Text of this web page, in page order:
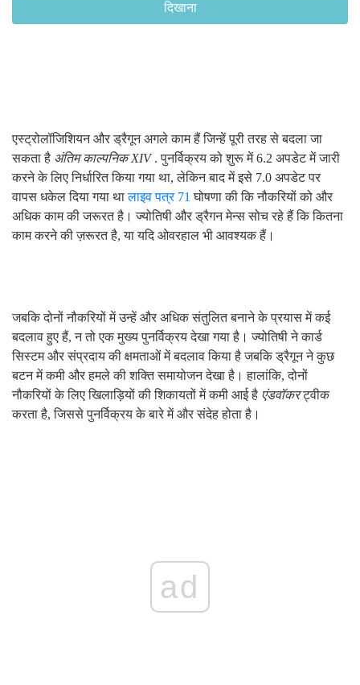
दिखाना
एस्ट्रोलॉजिशियन और ड्रैगून अगले काम हैं जिन्हें पूरी तरह से बदला जा
सकता है अंतिम काल्पनिक XIV. पुनर्विक्रय को शुरू में 6.2 अपडेट में जारी
करने के लिए निर्धारित किया गया था, लेकिन बाद में इसे 7.0 अपडेट पर
वापस धकेल दिया गया थालाइव पत्र 71 घोषणा की कि नौकरियों को और
अधिक काम की जरूरत है। ज्योतिषी और ड्रैगन मेन्स सोच रहे हैं कि कितना
काम करने की ज़रूरत है, या यदि ओवरहाल भी आवश्यक हैं।
जबकि दोनों नौकरियों में उन्हें और अधिक संतुलित बनाने के प्रयास में कई
बदलाव हुए हैं, न तो एक मुख्य पुनर्विक्रय देखा गया है। ज्योतिषी ने कार्ड
सिस्टम और संप्रदाय की क्षमताओं में बदलाव किया है जबकि ड्रैगून ने कुछ
बटन में कमी और हमले की शक्ति समायोजन देखा है। हालांकि, दोनों
नौकरियों के लिए खिलाड़ियों की शिकायतों में कमी आई है एंडवॉकरट्वीक
करता है, जिससे पुनर्विक्रय के बारे में और संदेह होता है।
ad